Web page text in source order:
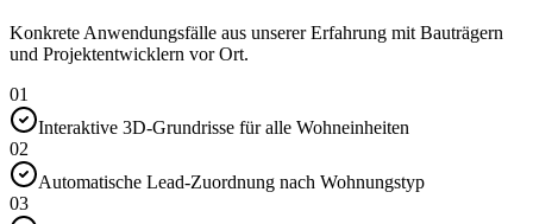
Konkrete Anwendungsfälle aus unserer Erfahrung mit Bauträgern
und Projektentwicklern vor Ort.
01
Interaktive 3D-Grundrisse für alle Wohneinheiten
02
Automatische Lead-Zuordnung nach Wohnungstyp
03